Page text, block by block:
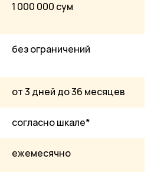
1 000 000 сум
без ограничений
от 3 дней до 36 месяцев
согласно шкале*
ежемесячно